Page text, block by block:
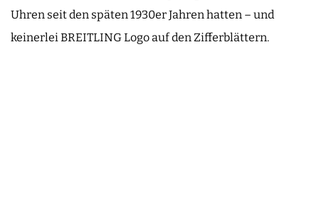
Uhren seit den späten 1930er Jahren hatten – und
keinerlei BREITLING Logo auf den Zifferblättern.